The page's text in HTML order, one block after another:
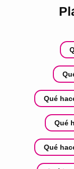
Qué
Qué
Qué